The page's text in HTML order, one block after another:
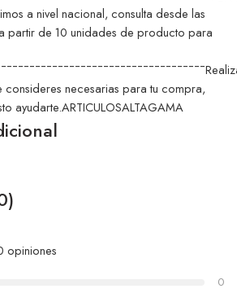
a nivel nacional, consulta desde las
partir de 10 unidades de producto para
consideres necesarias para tu compra,
ayudarte.ARTICULOSALTAGAMA
opiniones
0